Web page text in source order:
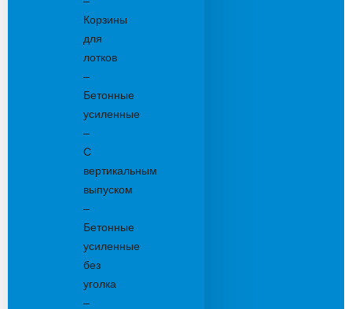
Корзины
для
лотков
–
Бетонные
усиленные
–
С
вертикальным
выпуском
–
Бетонные
усиленные
без
уголка
–